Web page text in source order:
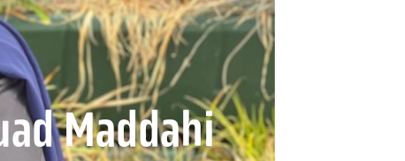
Maddahi